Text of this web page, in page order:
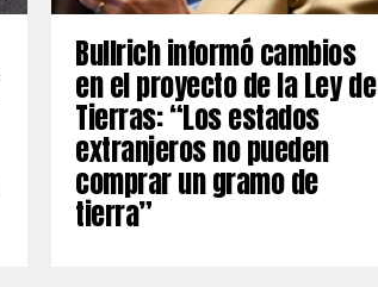
Bullrich informó cambios
en el proyecto de la Ley de
Tierras: “Los estados
extranjeros no pueden
comprar un gramo de
tierra”